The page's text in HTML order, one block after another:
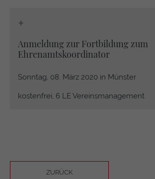
+
Anmeldung zur Fortbildung zum
Ehrenamtskoordinator
Sonntag, 08. März 2020 in Münster
kostenfrei, 6 LE Vereinsmanagement
ZURÜCK